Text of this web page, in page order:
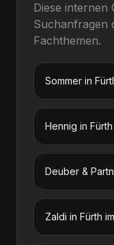
Diese internen
Suchanfragen
Fachthemen.
Sommer in
Hennig in
Deuber &
Zaldi in Fürth